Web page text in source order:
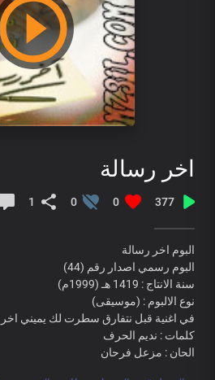
اخر رسالة
377
0
0
1
البوم اخر رسالة
البوم رسمي اصدار رقم (44)
سنة الانتاج : 1419 هـ (1999م)
نوع الالبوم : (موسيقى)
في اغنية قبل نتفارق سطرت لك يميني
كلمات : نديم الحرف
الحان : مزعل فرحان